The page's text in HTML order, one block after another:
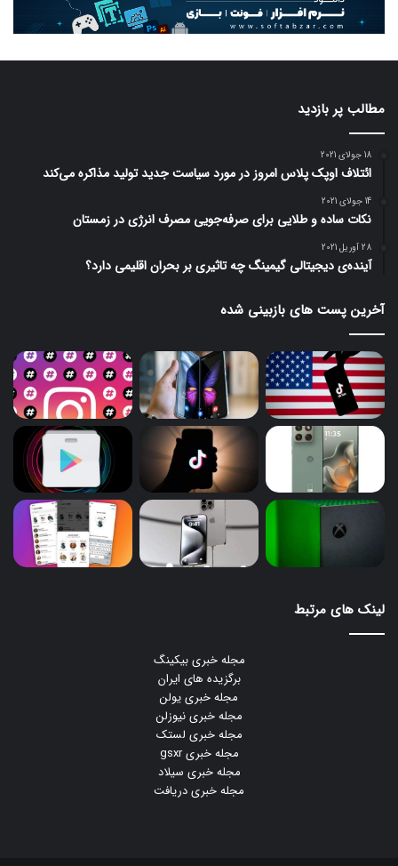
مطالب پر بازدید
18 جولای 2021
ائتلاف اوپک پلاس امروز در مورد سیاست جدید تولید مذاکره می‌کند
14 جولای 2021
نکات ساده و طلایی برای صرفه‌جویی مصرف انرژی در زمستان
28 آوریل 2021
آینده‌ی دیجیتالی گیمینگ چه تاثیری بر بحران اقلیمی دارد؟
آخرین پست های بازبینی شده
لینک های مرتبط
مجله خبری بیکینگ
برگزیده های ایران
مجله خبری یولن
مجله خبری نیوزلن
مجله خبری لستک
مجله خبری gsxr
مجله خبری سیلاد
مجله خبری دریافت